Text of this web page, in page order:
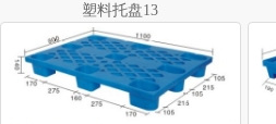
塑料托盘13